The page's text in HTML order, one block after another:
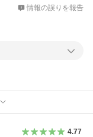
情報の誤りを報告
4.77